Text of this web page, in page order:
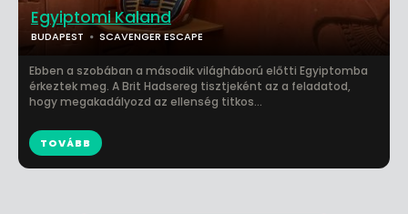
Egyiptomi Kaland
BUDAPEST SCAVENGER ESCAPE
Ebben a szobában a második világháború előtti Egyiptomba
érkeztek meg. A Brit Hadsereg tisztjeként az a feladatod,
hogy megakadályozd az ellenség titkos...
TOVÁBB